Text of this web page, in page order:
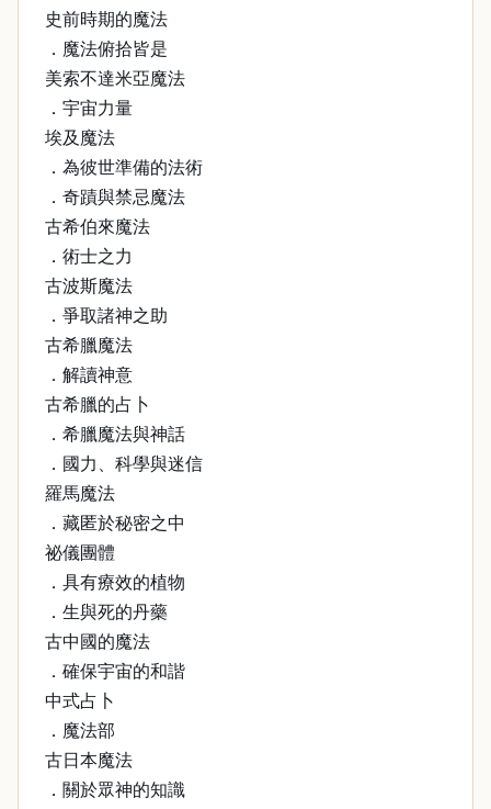
史前時期的魔法
．魔法俯拾皆是
美索不達米亞魔法
．宇宙力量
埃及魔法
．為彼世準備的法術
．奇蹟與禁忌魔法
古希伯來魔法
．術士之力
古波斯魔法
．爭取諸神之助
古希臘魔法
．解讀神意
古希臘的占卜
．希臘魔法與神話
．國力、科學與迷信
羅馬魔法
．藏匿於秘密之中
祕儀團體
．具有療效的植物
．生與死的丹藥
古中國的魔法
．確保宇宙的和諧
中式占卜
．魔法部
古日本魔法
．關於眾神的知識